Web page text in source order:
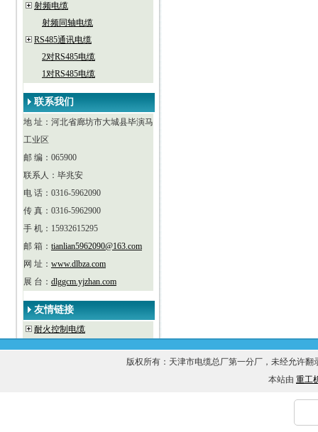
射频电缆
射频同轴电缆
RS485通讯电缆
2对RS485电缆
1对RS485电缆
联系我们
地 址：河北省廊坊市大城县毕演马
工业区
邮 编：065900
联系人：毕兆安
电 话：0316-5962090
传 真：0316-5962900
手 机：15932615295
邮 箱： tianlian5962090@163.com
网 址： www.dlbza.com
展 台： dlggcm.yjzhan.com
友情链接
耐火控制电缆
版权所有：天津市电缆总厂第一分厂，未经允许
本站由 重工